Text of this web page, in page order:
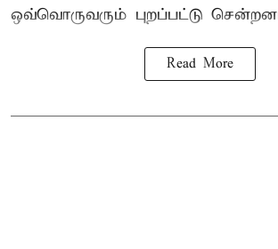
ஒவ்வொருவரும் புறப்பட்டு
Read More